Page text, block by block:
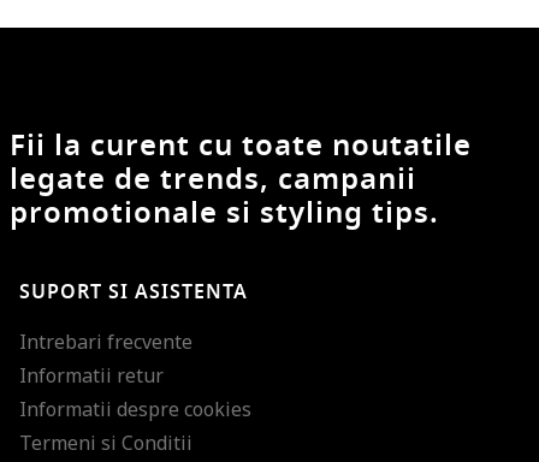
Fii la curent cu toate noutatile
legate de trends, campanii
promotionale si styling tips.
SUPORT SI ASISTENTA
Intrebari frecvente
Informatii retur
Informatii despre cookies
Termeni si Conditii